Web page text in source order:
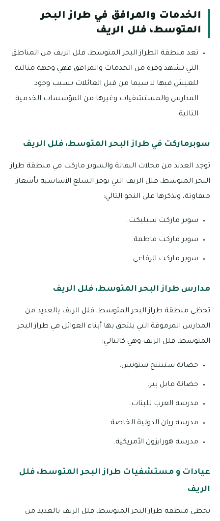
الخدمات والمرافق في طراز البحر
المتوسط، فلل الريف
تعد منطقة الطراز البحر المتوسط، فلل الريف من المناطق
التي تشهد وفرة من الخدمات والمرافق فهي وجهة مثالية
للعيش فيها لا سيما من قبل العائلات بسبب وجود
المدارس والمستشفيات وغيرها من المؤسسات الخدمية
التالية:
سوبرماركت في طراز البحر المتوسط، فلل الريف
توجد العديد من محلات البقالة والسوبر ماركت في منطقة طراز
البحر المتوسط، فلل الريف التي توفر السلع الأساسية بأسعار
متفاوتة، ونذكرها على النحو التالي:
سوبر ماركت سيليكت.
سوبر ماركت فاطمة.
سوبر ماركت الرفاعي.
مدارس طراز البحر المتوسط، فلل الريف
تحظى منطقة طراز البحر المتوسط، فلل الريف بالعديد من
المدارس المرموقة التي يلتحق بها أبناء العوائل في طراز البحر
المتوسط، فلل الريف وهي كالتالي:
حضانة ستيبنج ستونس.
حضانة مابل بير.
مدرسة العرب للبنات.
مدرسة ريان الدولية الخاصة.
مدرسة هورايزون الأمريكية.
عيادات و مستشفيات طراز البحر المتوسط، فلل
الريف
تحظى منطقة طراز البحر المتوسط، فلل الريف بالعديد من